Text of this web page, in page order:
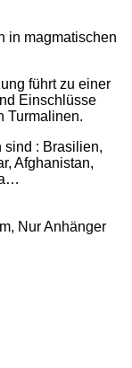
in magmatischen
führt zu einer
Einschlüsse
Turmalinen.
sind : Brasilien,
Afghanistan,
Nur Anhänger